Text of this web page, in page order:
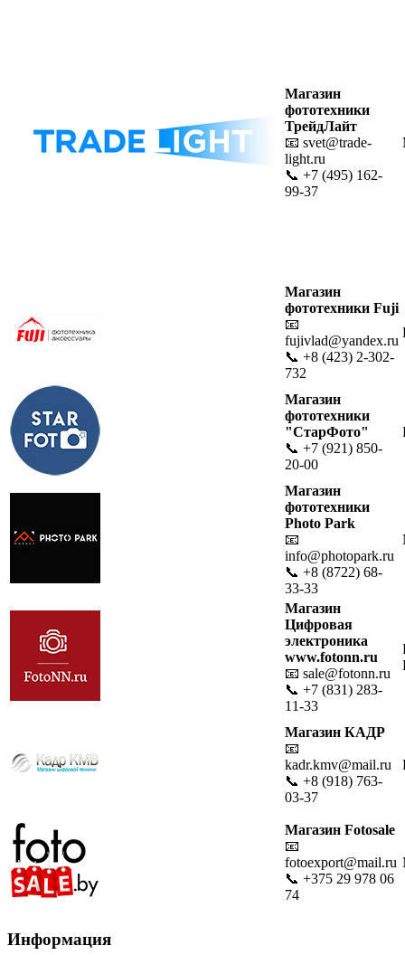
Магазин
фототехники
ТрейдЛайт
📧 svet@trade-
light.ru
📞 +7 (495) 162-
99-37
Магазин
фототехники Fuji
📧
fujivlad@yandex.ru
📞 +8 (423) 2-302-
732
Магазин
фототехники
"СтарФото"
📞 +7 (921) 850-
20-00
Магазин
фототехники
Photo Park
📧
info@photopark.ru
📞 +8 (8722) 68-
33-33
Магазин
Цифровая
электроника
www.fotonn.ru
📧 sale@fotonn.ru
📞 +7 (831) 283-
11-33
Магазин КАДР
📧
kadr.kmv@mail.ru
📞 +8 (918) 763-
03-37
Магазин Fotosale
📧
fotoexport@mail.ru
📞 +375 29 978 06
74
Информация